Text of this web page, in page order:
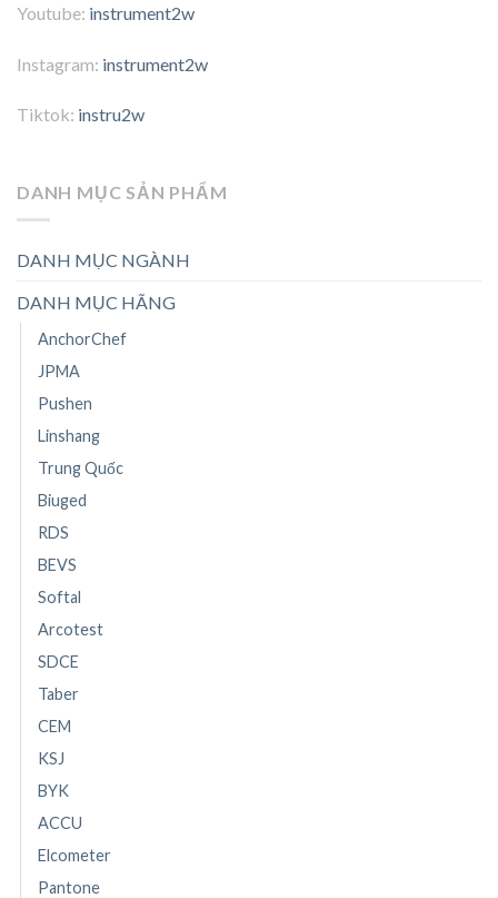
Youtube: instrument2w
Instagram: instrument2w
Tiktok: instru2w
DANH MỤC SẢN PHẨM
DANH MỤC NGÀNH
DANH MỤC HÃNG
AnchorChef
JPMA
Pushen
Linshang
Trung Quốc
Biuged
RDS
BEVS
Softal
Arcotest
SDCE
Taber
CEM
KSJ
BYK
ACCU
Elcometer
Pantone